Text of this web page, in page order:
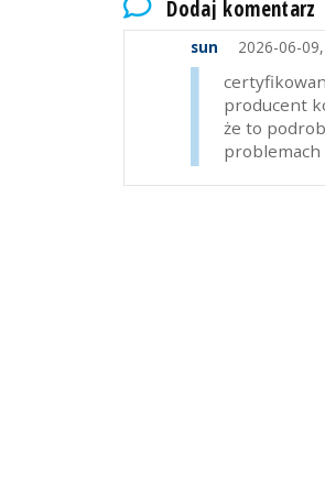
Dodaj komentarz
sun 2026-06-
producent
że to